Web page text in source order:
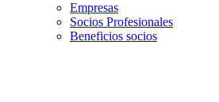
Empresas
Socios Profesionales
Beneficios socios